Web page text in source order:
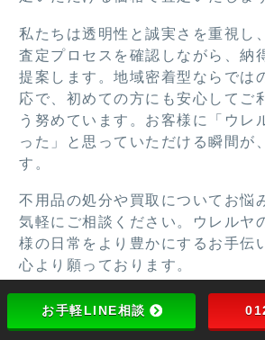
うご
ざい
ま
す。
私たちは透明性と誠実さを重視し
査定プロセスを確認しながら、納
提案します。地域密着型ならでは
応で、初めての方にも安心してご
う努めています。お客様に「ウレ
った」と思っていただける瞬間が
す。
不用品の処分や買取についてお悩
気軽にご相談ください。ウレルヤ
様の日常をより豊かにするお手伝
心より願っております。
お手軽LINE相談